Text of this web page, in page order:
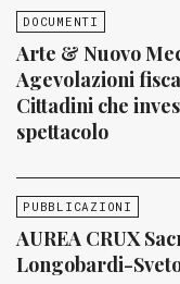
DOCUMENTI
Arte & Nuovo
Agevolazioni
Cittadini che
spettacolo
PUBBLICAZIONI
AUREA CRUX
Longobardi-